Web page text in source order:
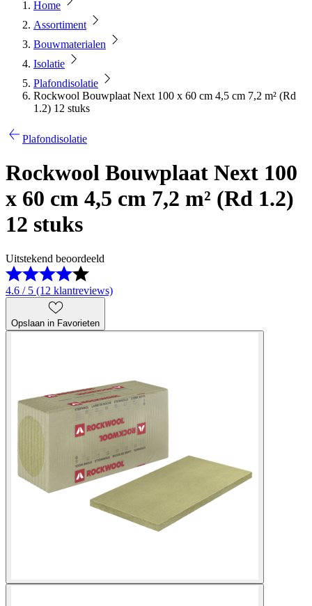
Home
Assortiment
Bouwmaterialen
Isolatie
Plafondisolatie
Rockwool Bouwplaat Next 100 x 60 cm 4,5 cm 7,2 m² (Rd
1.2) 12 stuks
Plafondisolatie
Rockwool Bouwplaat Next 100
x 60 cm 4,5 cm 7,2 m² (Rd 1.2)
12 stuks
Uitstekend beoordeeld
4.6 / 5 (12 klantreviews)
Opslaan in Favorieten